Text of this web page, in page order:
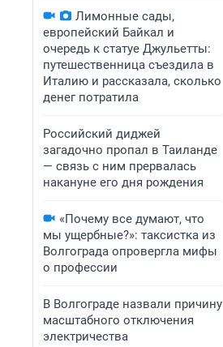
Лимонные сады,
европейский Байкал и
очередь к статуе Джульетты:
путешественница съездила в
Италию и рассказала, сколько
денег потратила
Российский диджей
загадочно пропал в Таиланде
— связь с ним прервалась
накануне его дня рождения
«Почему все думают, что
мы ущербные?»: таксистка из
Волгограда опровергла мифы
о профессии
В Волгограде назвали причину
масштабного отключения
электричества